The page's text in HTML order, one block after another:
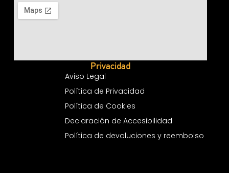
Privacidad
Aviso Legal
Política de Privacidad
Política de Cookies
Declaración de Accesibilidad
Política de devoluciones y reembolso